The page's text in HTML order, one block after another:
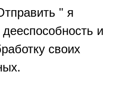
" я
и
своих